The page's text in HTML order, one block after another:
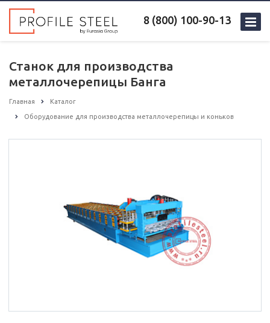
8 (800) 100-90-13
Станок для производства
металлочерепицы Банга
Главная Каталог
Оборудование для производства металлочерепицы и коньков